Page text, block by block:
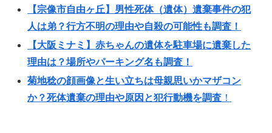
【宗像市自由ヶ丘】男性死体（遺体）遺棄事件の犯
人は弟？行方不明の理由や自殺の可能性も調査！
【大阪ミナミ】赤ちゃんの遺体を駐車場に遺棄した
理由は？場所やパーキング名も調査！
菊地稔の顔画像と生い立ちは母親思いかマザコン
か？死体遺棄の理由や原因と犯行動機を調査 ！